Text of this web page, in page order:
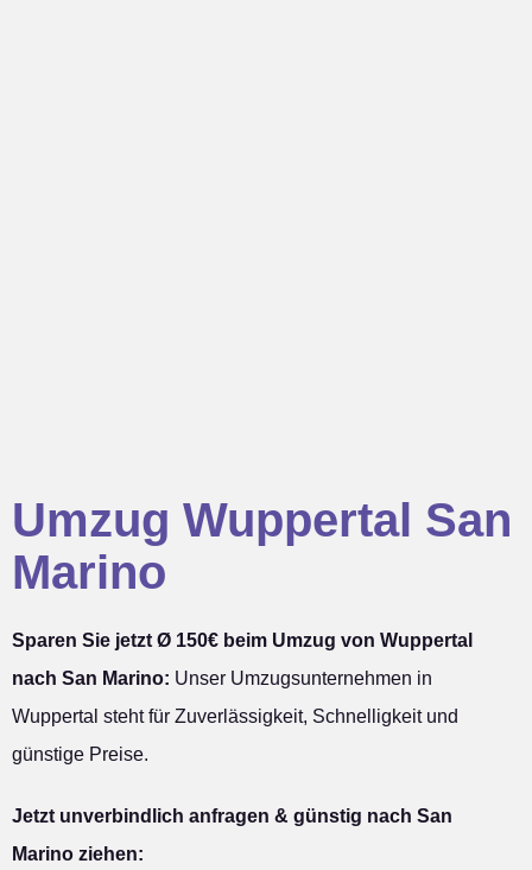
Umzug Wuppertal San
Marino
Sparen Sie jetzt Ø 150€ beim Umzug von Wuppertal
nach San Marino: Unser Umzugsunternehmen in
Wuppertal steht für Zuverlässigkeit, Schnelligkeit und
günstige Preise.
Jetzt unverbindlich anfragen & günstig nach San
Marino ziehen: